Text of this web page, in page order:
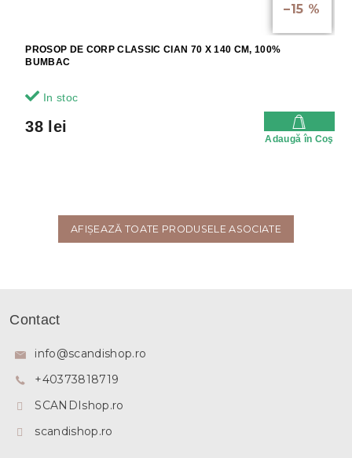
–15 %
PROSOP DE CORP CLASSIC CIAN 70 X 140 CM, 100%
BUMBAC
In stoc
38 lei
Adaugă în Coş
AFIŞEAZĂ TOATE PRODUSELE ASOCIATE
Contact
info@scandishop.ro
+40373818719
SCANDIshop.ro
scandishop.ro